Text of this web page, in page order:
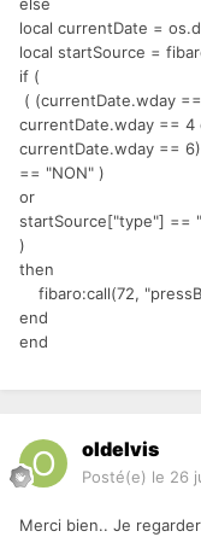
else
local currentDate =
local startSource =
if (
( (currentDate.wday
currentDate.wday ==
currentDate.wday ==
== "NON" )
or
startSource["type"] ==
)
then
fibaro:call(72,
end
end
oldelvis
Posté(e) le 26
Merci bien.. Je